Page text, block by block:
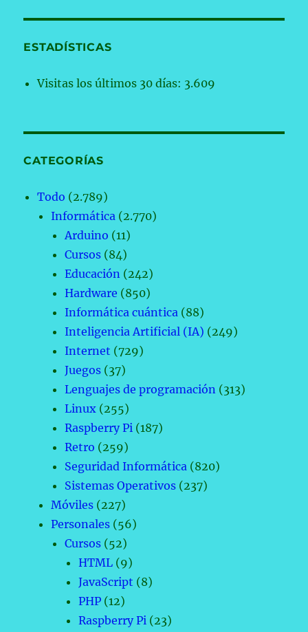
ESTADÍSTICAS
Visitas los últimos 30 días: 3.609
CATEGORÍAS
Todo (2.789)
Informática (2.770)
Arduino (11)
Cursos (84)
Educación (242)
Hardware (850)
Informática cuántica (88)
Inteligencia Artificial (IA) (249)
Internet (729)
Juegos (37)
Lenguajes de programación (313)
Linux (255)
Raspberry Pi (187)
Retro (259)
Seguridad Informática (820)
Sistemas Operativos (237)
Móviles (227)
Personales (56)
Cursos (52)
HTML (9)
JavaScript (8)
PHP (12)
Raspberry Pi (23)